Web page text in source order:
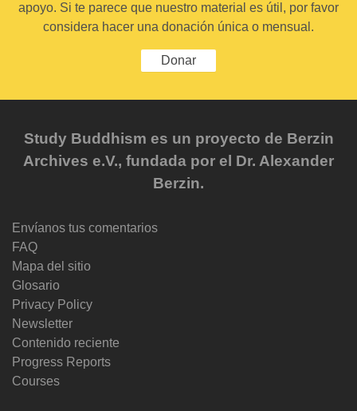
apoyo. Si te parece que nuestro material es útil, por favor
considera hacer una donación única o mensual.
Donar
Study Buddhism es un proyecto de Berzin
Archives e.V., fundada por el Dr. Alexander
Berzin.
Envíanos tus comentarios
FAQ
Mapa del sitio
Glosario
Privacy Policy
Newsletter
Contenido reciente
Progress Reports
Courses